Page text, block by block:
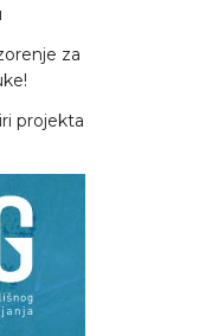
za
projekta